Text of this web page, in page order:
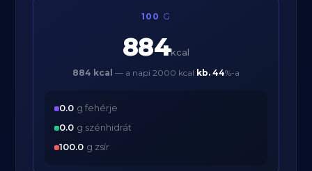
100 G
884kcal
884 kcal — a napi 2000 kcal kb. 44%-a
0.0 g fehérje
0.0 g szénhidrát
100.0 g zsír